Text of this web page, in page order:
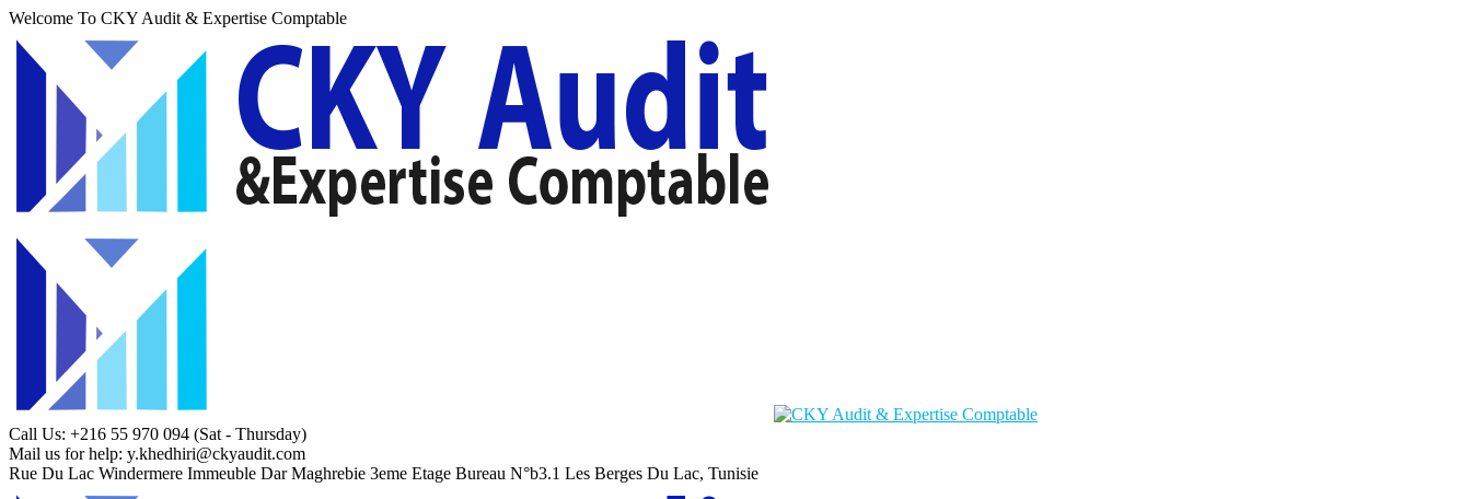
Welcome To CKY Audit & Expertise Comptable
Call Us: +216 55 970 094 (Sat - Thursday)
Mail us for help: y.khedhiri@ckyaudit.com
Rue Du Lac Windermere Immeuble Dar Maghrebie 3eme Etage Bureau N°b3.1 Les Berges Du Lac, Tunisie